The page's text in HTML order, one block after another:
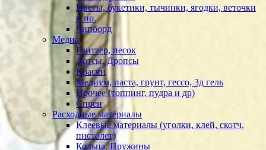
Цветы, букетики, тычинки, ягодки, веточки
и пр.
Чипборд
Медиа
Глиттер, песок
Дотсы, Дропсы
Краски
Медиум, паста, грунт, гессо, 3д гель
Прочее (топпинг, пудра и др)
Спреи
Расходные материалы
Клеевые материалы (уголки, клей, скотч,
пистолет)
Кольца, Пружины